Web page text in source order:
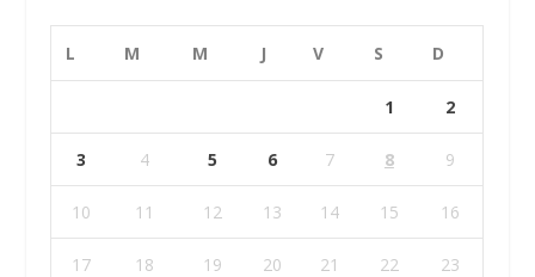
L M M J V S D
1 2
3 4 5 6 7 8 9
10 11 12 13 14 15 16
17 18 19 20 21 22 23